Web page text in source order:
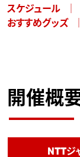
スケジュール
おすすめグッズ
開催概
NTTジ